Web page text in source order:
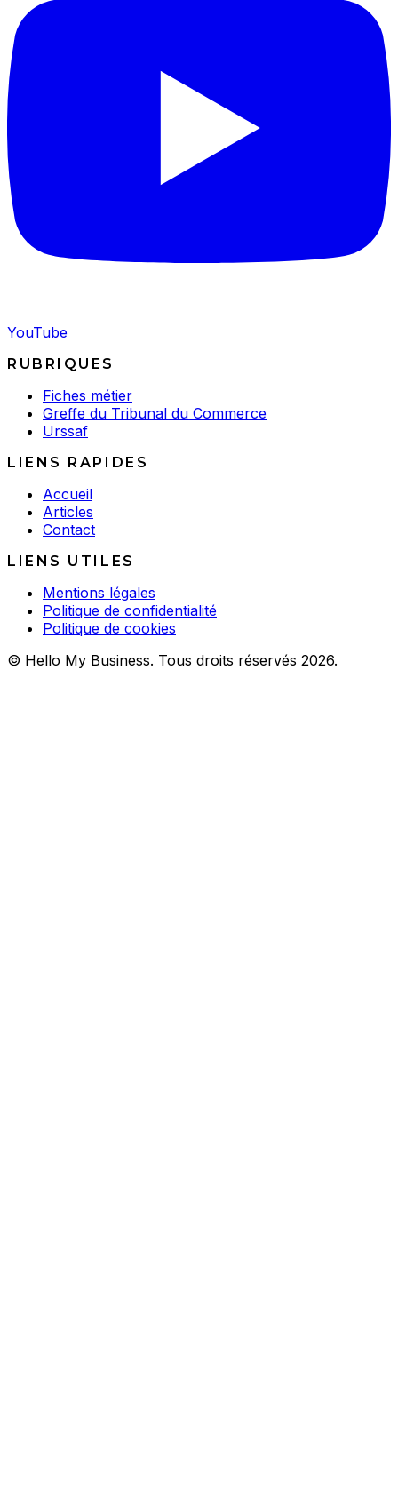
YouTube
RUBRIQUES
Fiches métier
Greffe du Tribunal du Commerce
Urssaf
LIENS RAPIDES
Accueil
Articles
Contact
LIENS UTILES
Mentions légales
Politique de confidentialité
Politique de cookies
© Hello My Business. Tous droits réservés 2026.